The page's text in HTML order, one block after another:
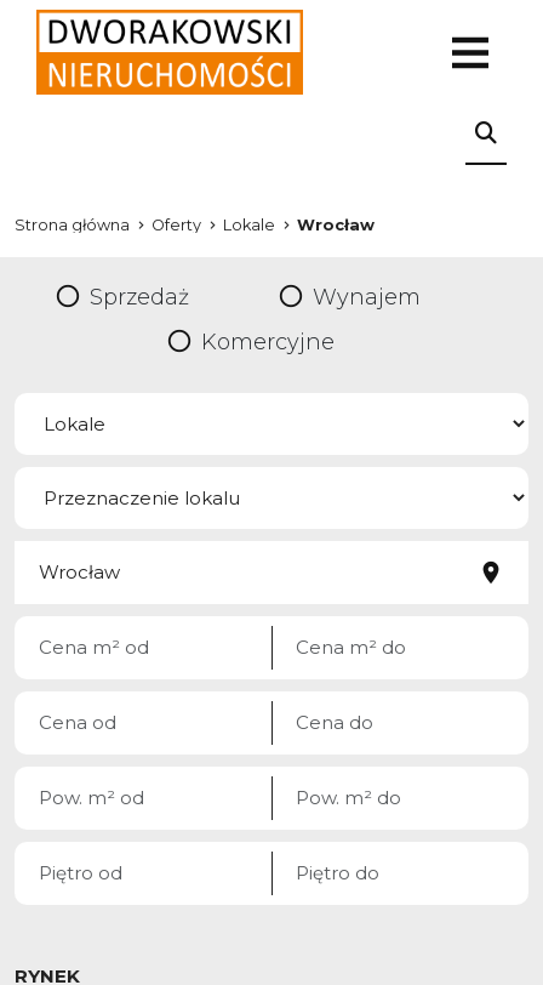
Strona główna Oferty Lokale Wrocław
Sprzedaż
Wynajem
Komercyjne
RYNEK